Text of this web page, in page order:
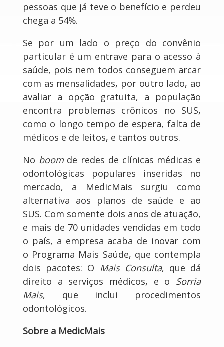
pessoas que já teve o benefício e perdeu
chega a 54%.
Se por um lado o preço do convênio
particular é um entrave para o acesso à
saúde, pois nem todos conseguem arcar
com as mensalidades, por outro lado, ao
avaliar a opção gratuita, a população
encontra problemas crônicos no SUS,
como o longo tempo de espera, falta de
médicos e de leitos, e tantos outros.
No boomde redes de clínicas médicas e
odontológicas populares inseridas no
mercado, a MedicMais surgiu como
alternativa aos planos de saúde e ao
SUS. Com somente dois anos de atuação,
e mais de 70 unidades vendidas em todo
o país, a empresa acaba de inovar com
o Programa Mais Saúde, que contempla
dois pacotes: O Mais Consulta, que dá
direito a serviços médicos, e o Sorria
Mais, que inclui procedimentos
odontológicos.
Sobre a MedicMais